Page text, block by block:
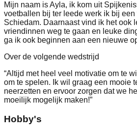
Mijn naam is Ayla, ik kom uit
voetballen bij ter leede werk ik bij
Schiedam. Daarnaast vind ik het ook
vriendinnen weg te gaan en leuke
ga ik ook beginnen aan een nieuwe
Over de volgende wedstrijd
“Altijd met heel veel motivatie om te
om te spelen. Ik wil graag een mooie
neerzetten en ervoor zorgen dat we
moeilijk mogelijk maken!”
Hobby's